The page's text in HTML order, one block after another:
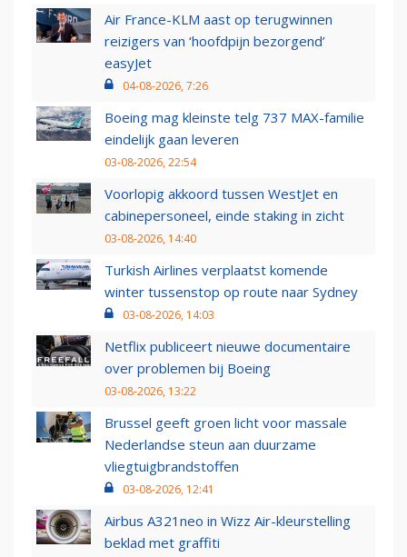
Air France-KLM aast op terugwinnen
reizigers van ‘hoofdpijn bezorgend’
easyJet
04-08-2026, 7:26
Boeing mag kleinste telg 737 MAX-familie
eindelijk gaan leveren
03-08-2026, 22:54
Voorlopig akkoord tussen WestJet en
cabinepersoneel, einde staking in zicht
03-08-2026, 14:40
Turkish Airlines verplaatst komende
winter tussenstop op route naar Sydney
03-08-2026, 14:03
Netflix publiceert nieuwe documentaire
over problemen bij Boeing
03-08-2026, 13:22
Brussel geeft groen licht voor massale
Nederlandse steun aan duurzame
vliegtuigbrandstoffen
03-08-2026, 12:41
Airbus A321neo in Wizz Air-kleurstelling
beklad met graffiti